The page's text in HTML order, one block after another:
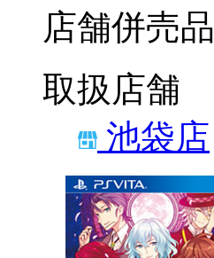
店舗併売品
取扱店舗
池袋店